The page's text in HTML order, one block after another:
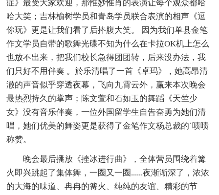
症》最受大家欢迎，那惟妙惟肖的表演让每个观众都哈
哈大笑；吉林榆树学员和青岛学员联合表演的相声《逗
你玩》更是让我们看了后捧腹大笑。 因为我们单县金笔
作文学员自带的歌舞光碟不知为什么在卡拉OK机上怎么
也放不出来，把我们校长急得团团转，后来没办法，我
们只好不用伴奏 。於乐清唱了一首《卓玛》，她高昂清
澈的声音似乎穿透夜幕，飞向九霄云外，赢来本次晚会
最热烈持久的掌声；陈文萱和石如玉的舞蹈《天竺少
女》没有音乐伴奏，一位外国留学生自告奋勇为她们清
唱，她们优美的舞姿更是获得了金笔作文杨总裁的`啧啧
称赞。
晚会最后播放《挫冰进行曲》，全体营员围绕着篝
火即兴跳起了集体舞，一圈又一圈......夜渐渐深了，浓浓
的大海的味道、冉冉的篝火、纯纯的友谊、精彩的节